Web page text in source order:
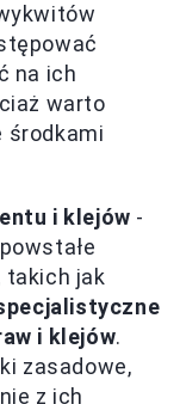
na ich
warto
środkami
i klejów -
takich jak
i klejów.
zasadowe,
z ich